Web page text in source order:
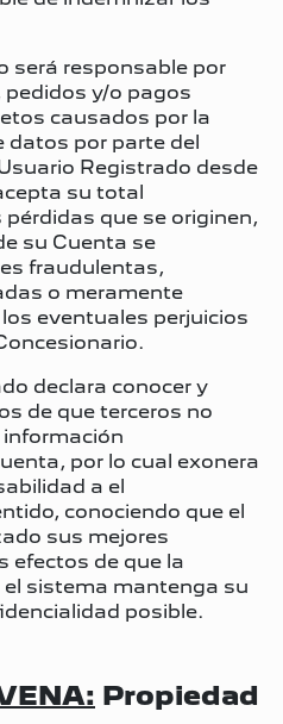
será responsable por
y/o pagos
causados por la
datos por parte del
Registrado desde
su total
que se originen,
su Cuenta se
fraudulentas,
o meramente
eventuales perjuicios
declara conocer y
de que terceros no
por lo cual exonera
a el
conociendo que el
sus mejores
efectos de que la
sistema mantenga su
posible.
Propiedad